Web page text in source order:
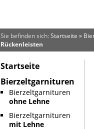
Sie befinden sich: Startseite »
Rückenleisten
Startseite
Bierzeltgarnituren
Bierzeltgarnituren
ohne Lehne
Bierzeltgarnituren
mit Lehne